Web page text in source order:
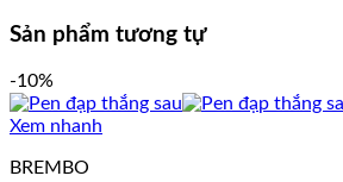
Sản phẩm tương tự
-10%
Xem nhanh
BREMBO